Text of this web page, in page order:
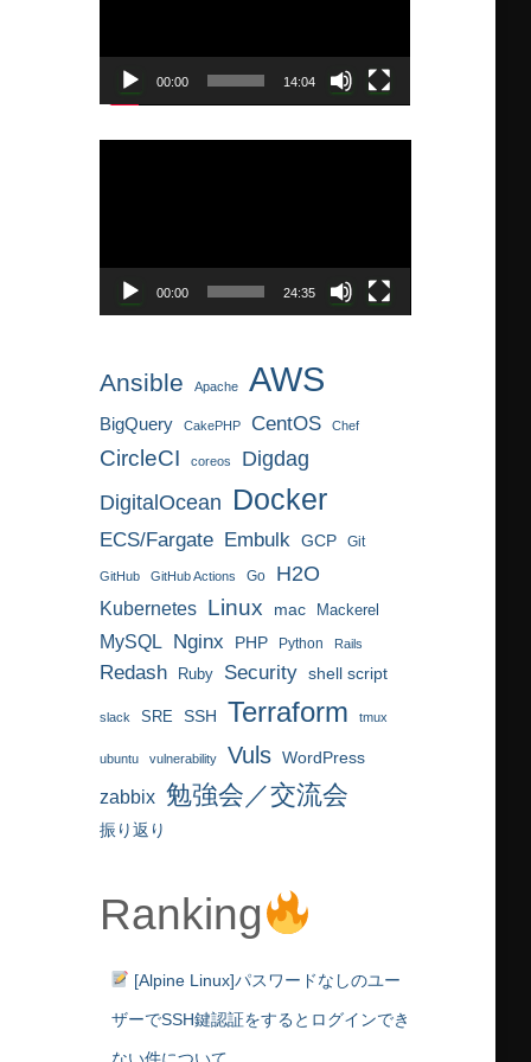
00:00 14:04
00:00 24:35
Ansible Apache AWS
BigQuery CakePHP CentOS Chef
CircleCI coreos
Digdag
DigitalOcean Docker
ECS/Fargate Embulk GCP Git
GitHub GitHub Actions Go H2O
Kubernetes Linux mac Mackerel
MySQL Nginx PHP Python Rails
Redash Ruby Security shell script
slack SRE SSH Terraform tmux
ubuntu vulnerability Vuls WordPress
zabbix 勉強会／交流会
振り返り
Ranking
[Alpine Linux]パスワードなしのユー
ザーでSSH鍵認証をするとログインでき